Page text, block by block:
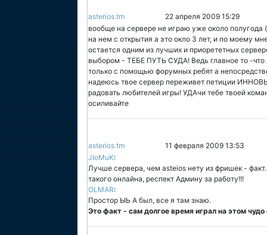
asterios.tm
22 апреля 2009 15:29
вообще на сервере не играю уже около полугода
на нем с открытия а это окло 3 лет, и по моему
остается одним из лучших и приорететных
выбором - ТЕБЕ ПУТЬ СУДА! Ведь главное то -
только с помощью форумных ребят а
надеюсь твое сервер переживет петиции
радовать любителей игры! УДАчи тебе твоей
осиливайте
asterios.tm
11 февраля 2009 13:53
JIoMuK:
Лучше сервера, чем asteios нету из фришек -
такого онлайна, респект Админу за работу!!!
OLMAR:
Простор ЫЬ А был, все я там знаю.
Это факт - сам долгое время играл на этом чудо